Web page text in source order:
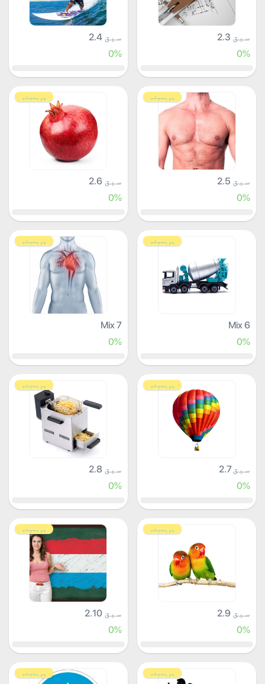
سبق 2.3
0%
سبق 2.4
0%
پرِیمیئم
سبق 2.5
0%
پرِیمیئم
سبق 2.6
0%
پرِیمیئم
Mix 6
0%
پرِیمیئم
Mix 7
0%
پرِیمیئم
سبق 2.7
0%
پرِیمیئم
سبق 2.8
0%
پرِیمیئم
سبق 2.9
0%
پرِیمیئم
سبق 2.10
0%
پرِیمیئم پرِیمیئم